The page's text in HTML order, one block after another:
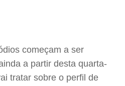
começam a ser
a partir desta quarta-
tratar sobre o perfil de